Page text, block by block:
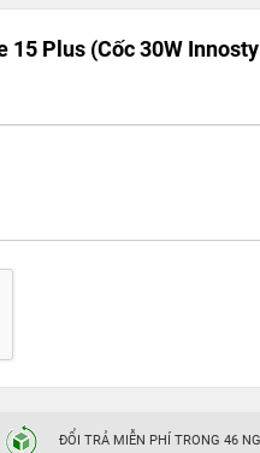
15 Plus (Cốc 30W
ĐỔI TRẢ MIỄN PHÍ TRONG 46